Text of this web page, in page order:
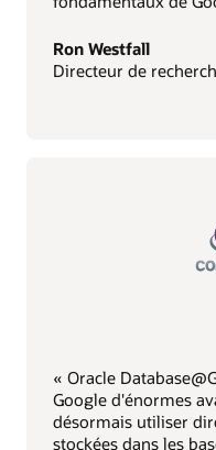
Ron Westfall
Directeur de
« Oracle
Google d'énormes
désormais utiliser
stockées dans les